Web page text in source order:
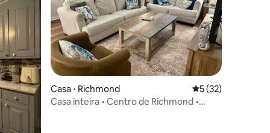
Casa ⋅ Richmond 5 de uma
5 (32)
Casa inteira • Centro de Richmond •